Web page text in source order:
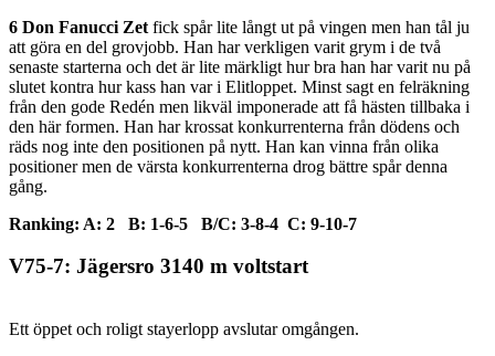
6 Don Fanucci Zet fick spår lite långt ut på vingen men han tål ju
att göra en del grovjobb. Han har verkligen varit grym i de två
senaste starterna och det är lite märkligt hur bra han har varit nu på
slutet kontra hur kass han var i Elitloppet. Minst sagt en felräkning
från den gode Redén men likväl imponerade att få hästen tillbaka i
den här formen. Han har krossat konkurrenterna från dödens och
räds nog inte den positionen på nytt. Han kan vinna från olika
positioner men de värsta konkurrenterna drog bättre spår denna
gång.
Ranking: A: 2 B: 1-6-5 B/C: 3-8-4 C: 9-10-7
V75-7: Jägersro 3140 m voltstart
Ett öppet och roligt stayerlopp avslutar omgången.